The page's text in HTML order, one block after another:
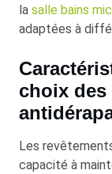
la salle bains
adaptées à
choix des
Les
capacité à